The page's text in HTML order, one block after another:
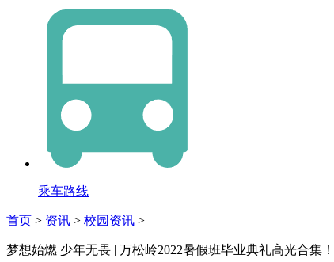
乘车路线
首页 > 资讯 > 校园资讯 >
梦想始燃 少年无畏 | 万松岭2022暑假班毕业典礼高光合集！